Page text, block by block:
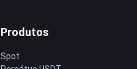
Produtos
Spot